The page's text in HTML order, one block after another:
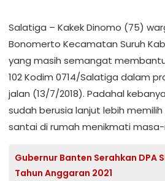
Salatiga – Kakek Dinomo (75)
Bonomerto Kecamatan Suruh
yang masih semangat
102 Kodim 0714/Salatiga dalam
jalan (13/7/2018). Padahal
sudah berusia lanjut lebih
santai di rumah menikmati
Gubernur Banten Serahkan DPA
Tahun Anggaran 2021